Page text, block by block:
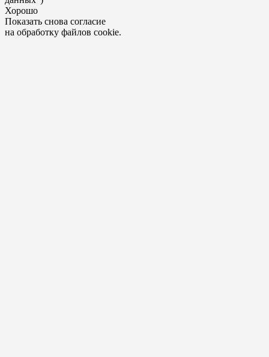
Хорошо
Показать снова согласие
на обработку файлов cookie.